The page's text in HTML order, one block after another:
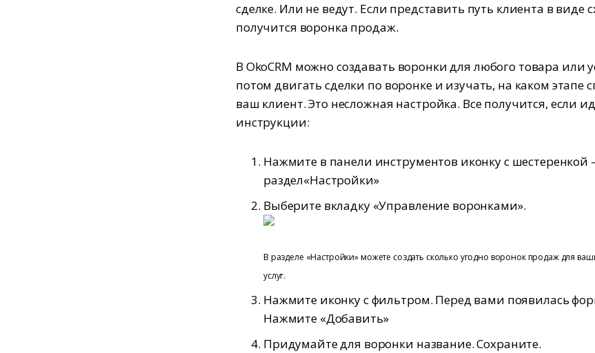
сделке. Или не ведут. Если представить путь клиента в виде
получится воронка продаж.
В OkoCRM можно создавать воронки для любого товара или
потом двигать сделки по воронке и изучать, на каком этапе
ваш клиент. Это несложная настройка. Все получится, если
инструкции:
Нажмите в панели инструментов иконку с шестеренкой
раздел«‎‎Настройки»‎
Выберите вкладку «‎‎Управление воронками»‎.
В разделе «‎Настройки‎»‎ можете создать сколько угодно воронок продаж для
услуг.
Нажмите иконку с фильтром. Перед вами появилась
Нажмите «‎Добавить»
Придумайте для воронки название. Сохраните.